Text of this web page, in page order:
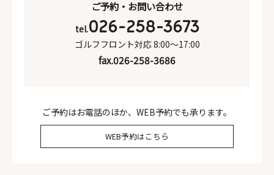
ご予約・お問い合わせ
tel.026-258-3673
ゴルフフロント対応 8:00～17:00
fax.026-258-3686
ご予約はお電話のほか、WEB予約でも承ります。
WEB予約はこちら